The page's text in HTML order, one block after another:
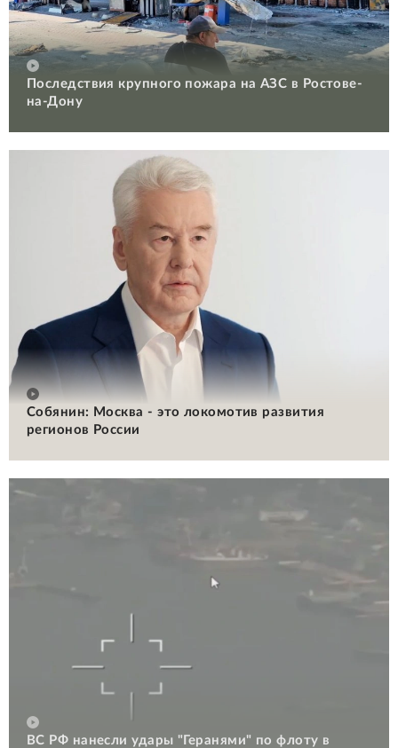
Последствия крупного пожара на АЗС в Ростове-
на-Дону
Собянин: Москва - это локомотив развития
регионов России
ВС РФ нанесли удары "Геранями" по флоту в